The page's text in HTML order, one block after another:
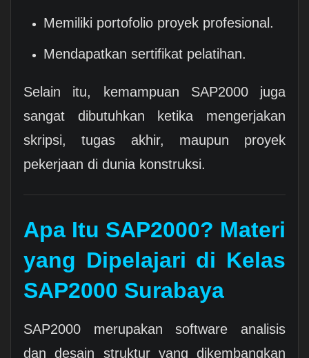
Memiliki portofolio proyek profesional.
Mendapatkan sertifikat pelatihan.
Selain itu, kemampuan SAP2000 juga
sangat dibutuhkan ketika mengerjakan
skripsi, tugas akhir, maupun proyek
pekerjaan di dunia konstruksi.
Apa Itu SAP2000? Materi
yang Dipelajari di Kelas
SAP2000 Surabaya
SAP2000 merupakan software analisis
dan desain struktur yang dikembangkan